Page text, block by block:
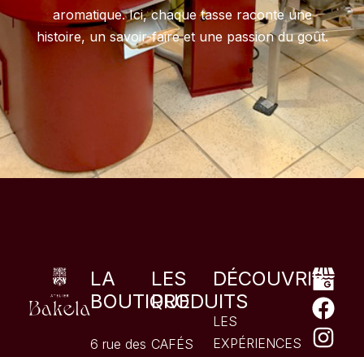
aromatique. Ici, chaque tasse raconte une
histoire, un savoir-faire et une passion du goût.
LA
BOUTIQUE
6 rue des
LES
PRODUITS
CAFÉS
DÉCOUVRIR
LES
EXPÉRIENCES